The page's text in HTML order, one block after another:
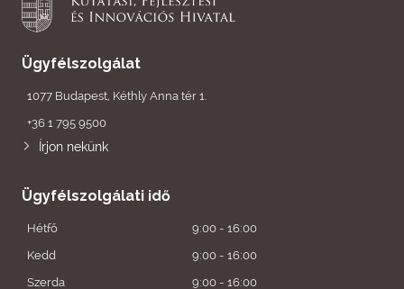
Ügyfélszolgálat
1077 Budapest, Kéthly Anna tér 1.
+36 1 795 9500
Írjon nekünk
Ügyfélszolgálati idő
Hétfő
9:00 - 16:00
Kedd
9:00 - 16:00
Szerda
9:00 - 16:00